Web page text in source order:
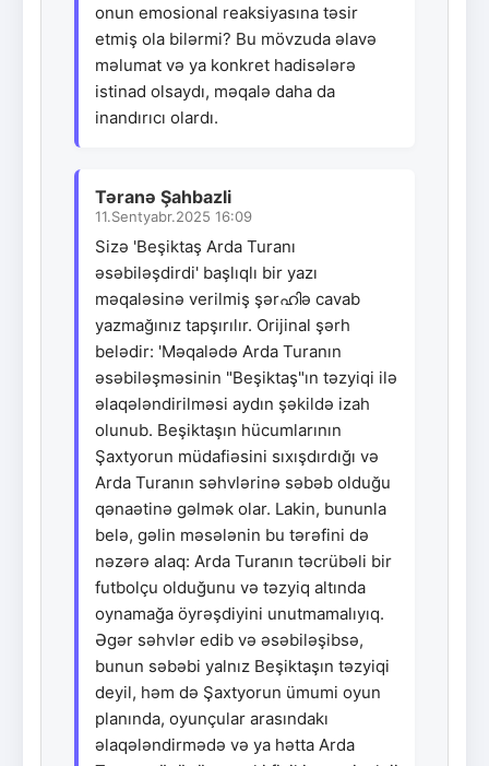
onun emosional reaksiyasına təsir
etmiş ola bilərmi? Bu mövzuda əlavə
məlumat və ya konkret hadisələrə
istinad olsaydı, məqalə daha da
inandırıcı olardı.
Təranə Şahbazli
11.Sentyabr.2025 16:09
Sizə 'Beşiktaş Arda Turanı
əsəbiləşdirdi' başlıqlı bir yazı
məqaləsinə verilmiş şərഹിə cavab
yazmağınız tapşırılır. Orijinal şərh
belədir: 'Məqalədə Arda Turanın
əsəbiləşməsinin "Beşiktaş"ın təzyiqi ilə
əlaqələndirilməsi aydın şəkildə izah
olunub. Beşiktaşın hücumlarının
Şaxtyorun müdafiəsini sıxışdırdığı və
Arda Turanın səhvlərinə səbəb olduğu
qənaətinə gəlmək olar. Lakin, bununla
belə, gəlin məsələnin bu tərəfini də
nəzərə alaq: Arda Turanın təcrübəli bir
futbolçu olduğunu və təzyiq altında
oynamağa öyrəşdiyini unutmamalıyıq.
Əgər səhvlər edib və əsəbiləşibsə,
bunun səbəbi yalnız Beşiktaşın təzyiqi
deyil, həm də Şaxtyorun ümumi oyun
planında, oyunçular arasındakı
əlaqələndirmədə və ya hətta Arda